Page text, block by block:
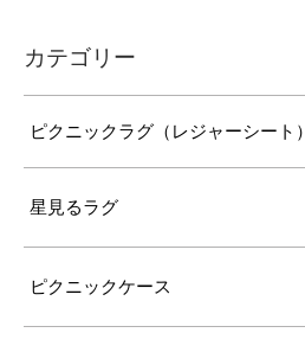
カテゴリー
ピクニックラグ（レジャーシート）
星見るラグ
ピクニックケース